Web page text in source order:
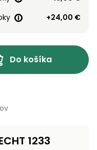
+24,00 €
Do košíka
1233